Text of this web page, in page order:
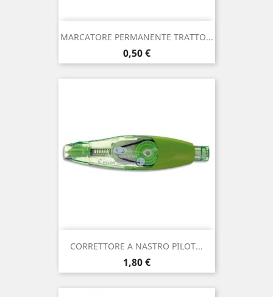
MARCATORE PERMANENTE TRATTO...
Prezzo
0,50 €
CORRETTORE A NASTRO PILOT...
Prezzo
1,80 €